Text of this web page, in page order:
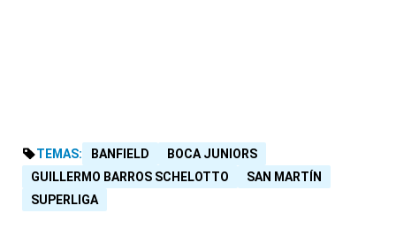
TEMAS: BANFIELD
BOCA JUNIORS
GUILLERMO BARROS SCHELOTTO
SAN MARTÍN
SUPERLIGA